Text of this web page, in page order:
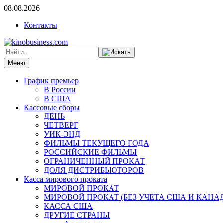
08.08.2026
Контакты
Меню
График премьер
В России
В США
Кассовые сборы
ДЕНЬ
ЧЕТВЕРГ
УИК-ЭНД
ФИЛЬМЫ ТЕКУЩЕГО ГОДА
РОССИЙСКИЕ ФИЛЬМЫ
ОГРАНИЧЕННЫЙ ПРОКАТ
ДОЛЯ ДИСТРИБЬЮТОРОВ
Касса мирового проката
МИРОВОЙ ПРОКАТ
МИРОВОЙ ПРОКАТ (БЕЗ УЧЕТА США И
КАССА США
ДРУГИЕ СТРАНЫ